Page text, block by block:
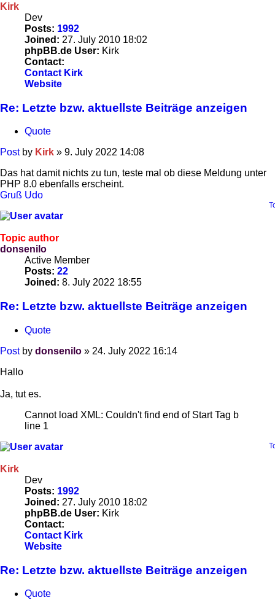
Kirk
Dev
Posts: 1992
Joined: 27. July 2010 18:02
phpBB.de User: Kirk
Contact:
Contact Kirk
Website
Re: Letzte bzw. aktuellste Beiträge anzeigen
Quote
Post by Kirk » 9. July 2022 14:08
Das hat damit nichts zu tun, teste mal ob diese Meldung unter
PHP 8.0 ebenfalls erscheint.
Gruß Udo
Topic author
donsenilo
Active Member
Posts: 22
Joined: 8. July 2022 18:55
Re: Letzte bzw. aktuellste Beiträge anzeigen
Quote
Post by donsenilo » 24. July 2022 16:14
Hallo
Ja, tut es.
Cannot load XML: Couldn't find end of Start Tag b
line 1
Kirk
Dev
Posts: 1992
Joined: 27. July 2010 18:02
phpBB.de User: Kirk
Contact:
Contact Kirk
Website
Re: Letzte bzw. aktuellste Beiträge anzeigen
Quote